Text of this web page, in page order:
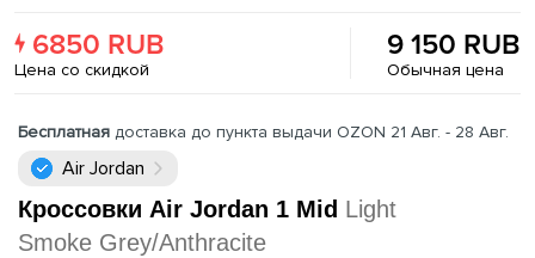
6850 RUB
Цена со скидкой
9 150 RUB
Обычная цена
Бесплатная доставка до пункта выдачи OZON 21 Авг. - 28 Авг.
Air Jordan
Кроссовки Air Jordan 1 Mid Light
Smoke Grey/Anthracite